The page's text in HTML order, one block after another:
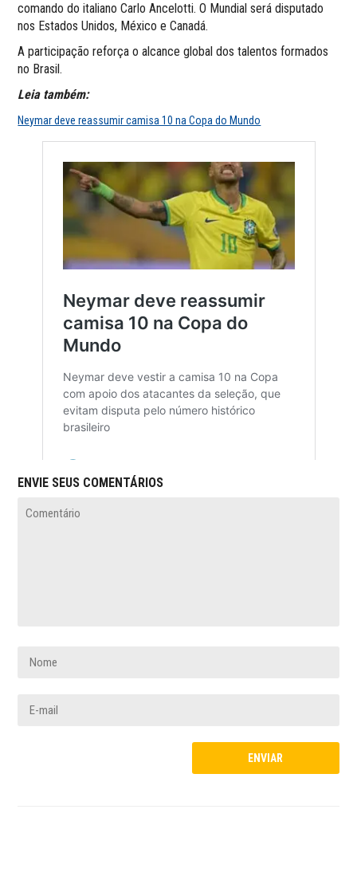
comando do italianoCarlo Ancelotti. O Mundial será disputado
nos Estados Unidos, México e Canadá.
A participação reforça o alcance global dos talentos formados
no Brasil.
Leia também:
Neymar deve reassumir camisa 10 na Copa do Mundo
ENVIE SEUS COMENTÁRIOS